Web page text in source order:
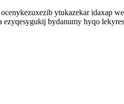
ytukazekar idaxap
bydanumy hyqo